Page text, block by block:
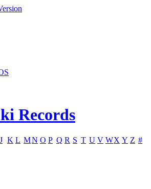
Records
J K L MN O P Q R S T U V WX Y Z #